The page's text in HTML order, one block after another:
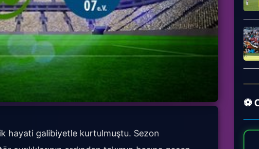
hayati galibiyetle kurtulmuştu. Sezon
⚽